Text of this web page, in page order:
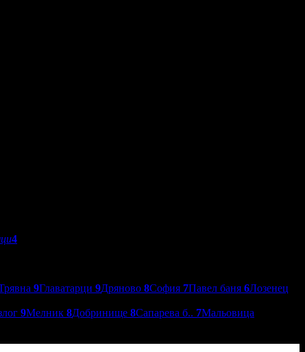
4
9Главатарци 9Дряново 8София 7Павел баня 6Лозенец
9Мелник 8Добринище 8Сапарева б.. 7Мальовица